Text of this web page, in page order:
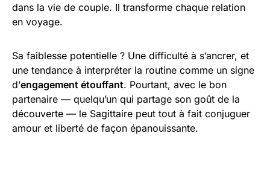
dans la vie de couple. Il transforme chaque relation
en voyage.
Sa faiblesse potentielle ? Une difficulté à s’ancrer, et
une tendance à interpréter la routine comme un signe
d’engagement étouffant. Pourtant, avec le bon
partenaire — quelqu’un qui partage son goût de la
découverte — le Sagittaire peut tout à fait conjuguer
amour et liberté de façon épanouissante.